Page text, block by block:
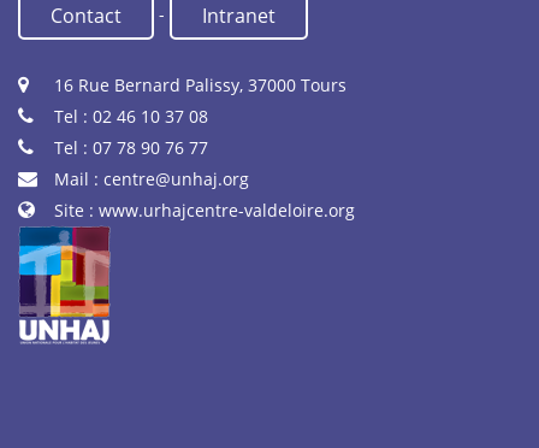
Contact - Intranet
16 Rue Bernard Palissy, 37000 Tours
Tel : 02 46 10 37 08
Tel : 07 78 90 76 77
Mail : centre@unhaj.org
Site : www.urhajcentre-valdeloire.org